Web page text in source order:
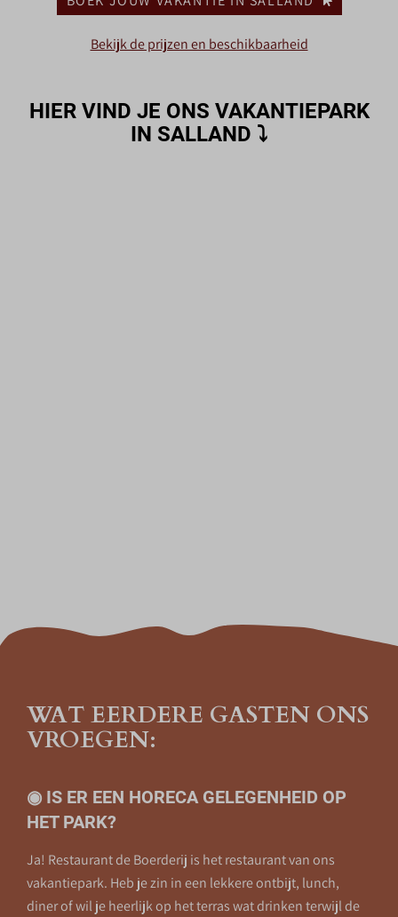
Bekijk de prijzen en beschikbaarheid
HIER VIND JE ONS VAKANTIEPARK
IN SALLAND ⤵
WAT EERDERE GASTEN ONS
VROEGEN:
◉ IS ER EEN HORECA GELEGENHEID OP
HET PARK?
Ja! Restaurant de Boerderij is het restaurant van ons
vakantiepark. Heb je zin in een lekkere ontbijt, lunch,
diner of wil je heerlijk op het terras wat drinken terwijl de